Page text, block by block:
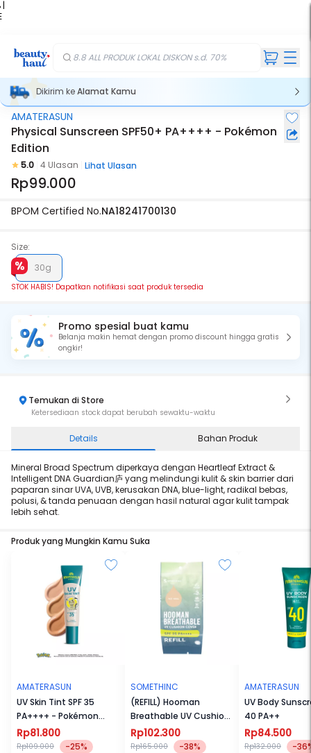
|
8.8 ALL PRODUK LOKAL DISKON s.d. 70%
Dikirim keAlamat Kamu
Stok Habis
AMATERASUN
Physical Sunscreen SPF50+ PA++++ - Pokémon
Edition
5.0 4 Ulasan Lihat Ulasan
Rp99.000
BPOM Certified No.NA18241700130
Size:
30g
STOK HABIS! Dapatkan notifikasi saat produk tersedia
Promo spesial buat kamu
Belanja makin hemat dengan promo discount hingga gratis
ongkir!
Temukan di Store
Ketersediaan stock dapat berubah sewaktu-waktu
Details Bahan Produk
Mineral Broad Spectrum diperkaya dengan Heartleaf Extract &
Intelligent DNA Guardian庐 yang melindungi kulit & skin barrier dari
paparan sinar UVA, UVB, kerusakan DNA, blue-light, radikal bebas,
polusi, & tanda penuaan dengan hasil natural agar kulit tampak
lebih sehat.
Produk yang Mungkin Kamu Suka
AMATERASUN
UV Skin Tint SPF 35
PA++++ - Pokémon
Edition
Rp81.800
Rp109.000 -25%
SOMETHINC
(REFILL) Hooman
Breathable UV Cushion
Cover SPF35 PA++++
Rp102.300
Rp165.000 -38%
AMATERASUN
UV Body
40 PA++
Rp84.500
Rp132.000 -